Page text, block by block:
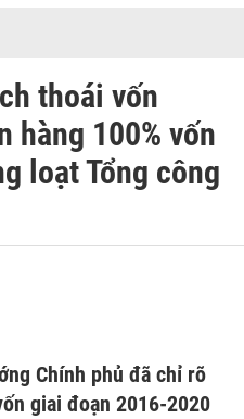
thoái vốn
hàng 100% vốn
loạt Tổng công
Chính phủ đã chỉ rõ
giai đoạn 2016-2020